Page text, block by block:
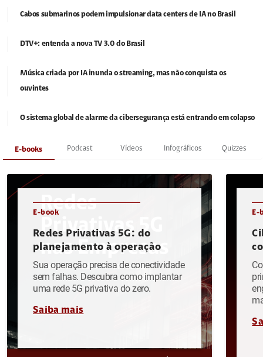
Cabos submarinos podem impulsionar data centers de IA no Brasil
DTV+: entenda a nova TV 3.0 do Brasil
Música criada por IA inunda o streaming, mas não conquista os
ouvintes
O sistema global de alarme da cibersegurança está entrando em colapso
E-books Podcast Vídeos Infográficos Quizzes
E-book
Redes Privativas 5G: do
planejamento à operação
Sua operação precisa de conectividade
sem falhas. Descubra como implantar
uma rede 5G privativa do zero.
Saiba mais
E-